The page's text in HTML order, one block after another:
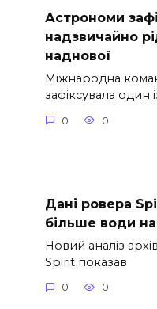
Астрономи
надзвичайно
наднової
Міжнародна
зафіксувала один
0 0
Дані ровера
більше води
Новий аналіз
Spirit показав
0 0